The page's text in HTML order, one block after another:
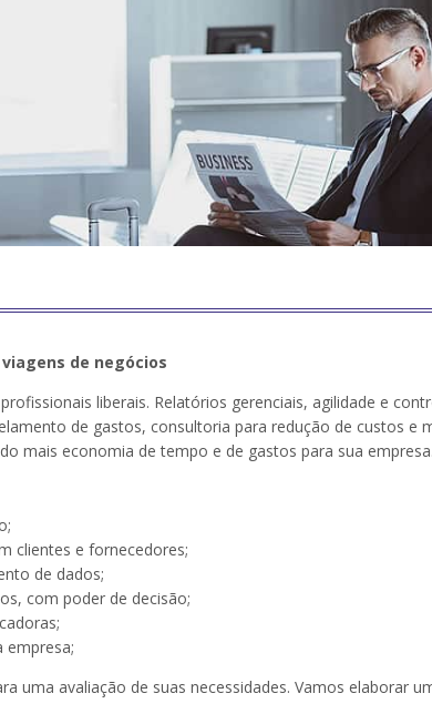
de negócios
liberais. Relatórios gerenciais, agilidade e
de gastos, consultoria para redução de custos e
mais economia de tempo e de gastos para sua empresa.
clientes e fornecedores;
de dados;
com poder de decisão;
empresa;
uma avaliação de suas necessidades. Vamos elaborar